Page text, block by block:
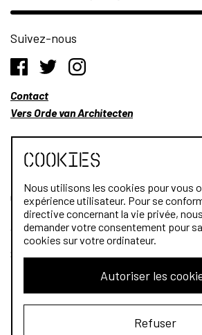
Suivez-nous
Contact
Vers Orde van Architecten
Qui sommes-nous?
Architectes
Stagiaires
Cookies
Nous utilisons les cookies pour vous
expérience utilisateur. Pour se
directive concernant la vie privée,
demander votre consentement pour
cookies sur votre ordinateur.
Autoriser les
Refuser